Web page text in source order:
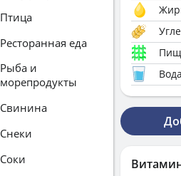
Вода
Птица
Ресторанная еда
Рыба и
морепродукты
Свинина
Снеки
Соки